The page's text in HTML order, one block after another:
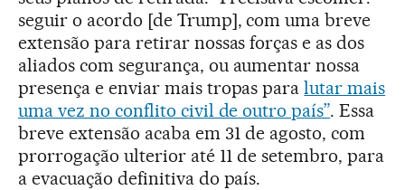
seguir o acordo [de Trump], com uma breve
extensão para retirar nossas forças e as dos
aliados com segurança, ou aumentar nossa
presença e enviar mais tropas paralutar mais
uma vez no conflito civil de outro país”. Essa
breve extensão acaba em 31 de agosto, com
prorrogação ulterior até 11 de setembro, para
a evacuação definitiva do país.